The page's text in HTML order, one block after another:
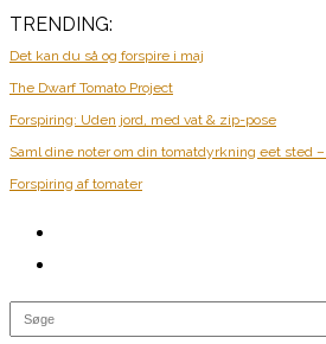
TRENDING:
Det kan du så og forspire i maj
The Dwarf Tomato Project
Forspiring: Uden jord, med vat & zip-pose
Saml dine noter om din tomatdyrkning eet sted –
Forspiring af tomater